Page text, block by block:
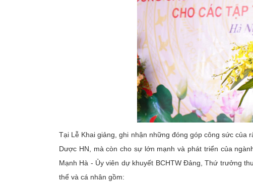
Tại Lễ Khai giảng, ghi nhận những đóng góp công sức
Dược HN, mà còn cho sự lớn mạnh và phát triển của
Mạnh Hà - Ủy viên dự khuyết BCHTW Đảng, Thứ trưởng
thể và cá nhân gồm: